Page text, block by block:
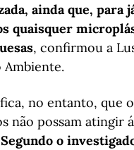
ainda que, para
quaisquer
, confirmou a
no entanto, que
não possam atingir
Segundo o